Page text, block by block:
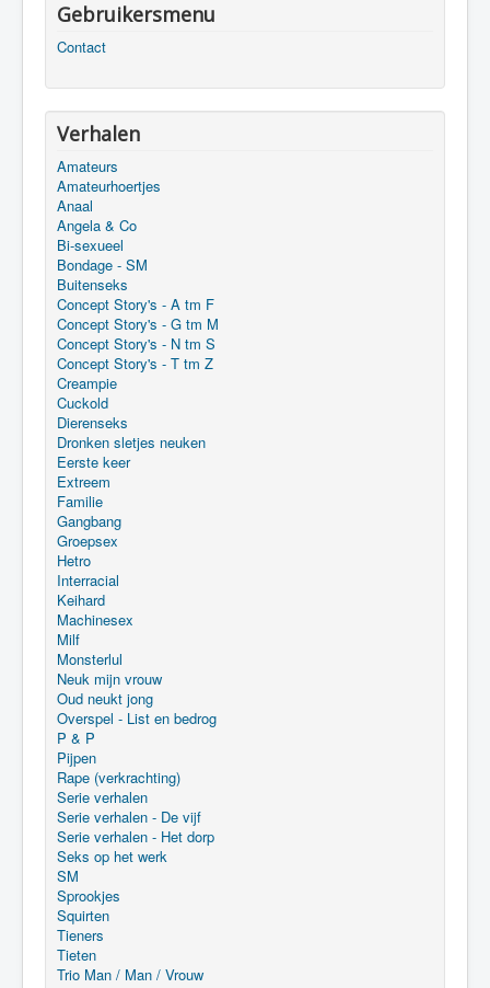
Gebruikersmenu
Contact
Verhalen
Amateurs
Amateurhoertjes
Anaal
Angela & Co
Bi-sexueel
Bondage - SM
Buitenseks
Concept Story's - A tm F
Concept Story's - G tm M
Concept Story's - N tm S
Concept Story's - T tm Z
Creampie
Cuckold
Dierenseks
Dronken sletjes neuken
Eerste keer
Extreem
Familie
Gangbang
Groepsex
Hetro
Interracial
Keihard
Machinesex
Milf
Monsterlul
Neuk mijn vrouw
Oud neukt jong
Overspel - List en bedrog
P & P
Pijpen
Rape (verkrachting)
Serie verhalen
Serie verhalen - De vijf
Serie verhalen - Het dorp
Seks op het werk
SM
Sprookjes
Squirten
Tieners
Tieten
Trio Man / Man / Vrouw